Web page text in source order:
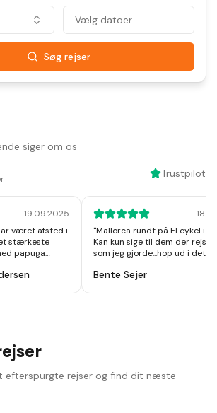
Vælg datoer
Søg rejser
siger om os
Trustpilot
19.09.2025
været afsted i
stærkeste
papuga
hvor alt var
der er
"Mallorca rundt på El cykel i
Kan kun sige til dem der rejser
som jeg gjorde...hop ud i det, I
mennesker, omgivelser og
Bente Sejer
efterspurgte rejser og find dit næste